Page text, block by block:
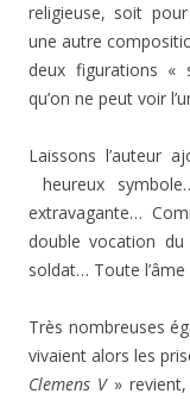
religieuse, soit
une autre
deux figurations «
qu’on ne peut voir
Laissons l’auteur
heureux
extravagante…
double vocation
soldat… Toute l’âme
Très nombreuses
vivaient alors les
Clemens V» revient,